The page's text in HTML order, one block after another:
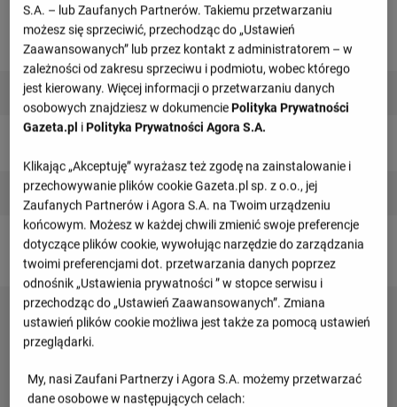
Listopad 2024
sobota, 16 listopada
Niemcy
7 : 0
3 : 0
Bośnia i Hercegowina
1 : 1
0 : 1
Holandia
S.A. – lub Zaufanych Partnerów. Takiemu przetwarzaniu
możesz się sprzeciwić, przechodząc do „Ustawień
Zaawansowanych” lub przez kontakt z administratorem – w
zależności od zakresu sprzeciwu i podmiotu, wobec którego
jest kierowany. Więcej informacji o przetwarzaniu danych
osobowych znajdziesz w dokumenciePolityka Prywatności
Gazeta.pl iPolityka Prywatności Agora S.A.
Klikając „Akceptuję” wyrażasz też zgodę na zainstalowanie i
przechowywanie plików cookie Gazeta.pl sp. z o.o., jej
Zaufanych Partnerów i Agora S.A. na Twoim urządzeniu
końcowym. Możesz w każdej chwili zmienić swoje preferencje
dotyczące plików cookie, wywołując narzędzie do zarządzania
twoimi preferencjami dot. przetwarzania danych poprzez
odnośnik „Ustawienia prywatności ” w stopce serwisu i
przechodząc do „Ustawień Zaawansowanych”. Zmiana
ustawień plików cookie możliwa jest także za pomocą ustawień
przeglądarki.
My, nasi Zaufani Partnerzy i Agora S.A. możemy przetwarzać
dane osobowe w następujących celach: